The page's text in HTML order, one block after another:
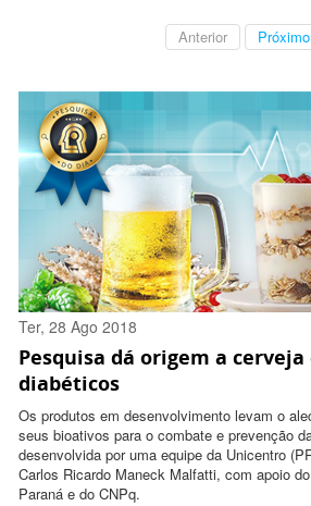
Anterior Próximo
Ter, 28 Ago 2018
16:32:00 -0300
Pesquisa dá origem a
diabéticos
Os produtos em desenvolvimento levam o
seus bioativos para o combate e prevenção
desenvolvida por uma equipe da Unicentro
Carlos Ricardo Maneck Malfatti, com apoio
Paraná e do CNPq.